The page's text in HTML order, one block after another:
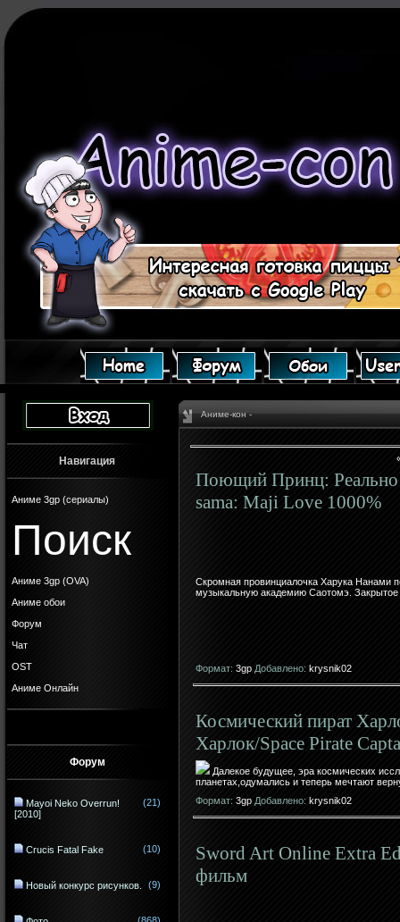
Навигация
Аниме 3gp (сериалы)
Поиск
Аниме 3gp (OVA)
Аниме обои
Форум
Чат
OST
Аниме Онлайн
Форум
Mayoi Neko Overrun!
[2010]
(21)
Crucis Fatal Fake (10)
Новый конкурс рисунков. (9)
Аниме-кон -
Поющий Принц:
sama: Maji Love 1000%
Скромная провинциалочка Харука Нанами
музыкальную академию Саотомэ. Закрытое
Формат: 3gp Добавлено: krysnik02
Космический пират
Харлок/Space Pirate
Далекое будущее, эра космических
планетах,одумались и теперь мечтают
Формат: 3gp Добавлено: krysnik02
Sword Art Online Extra
фильм